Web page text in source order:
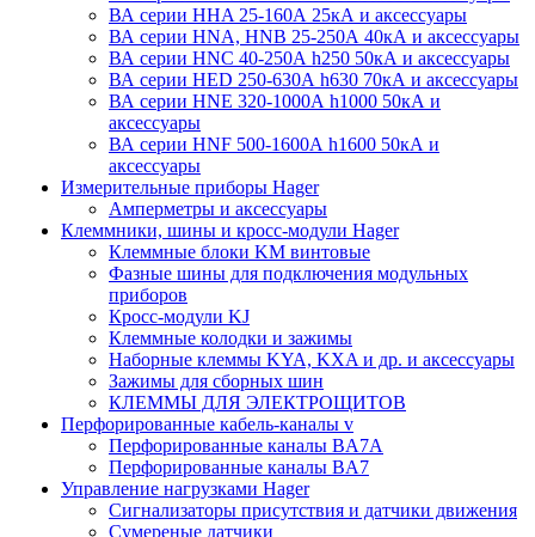
ВА серии HHA 25-160А 25кА и аксессуары
ВА серии HNA, HNB 25-250А 40кА и аксессуары
ВА серии HNC 40-250А h250 50кА и аксессуары
ВА серии HED 250-630А h630 70кА и аксессуары
ВА серии HNE 320-1000А h1000 50кА и
аксессуары
ВА серии HNF 500-1600А h1600 50кА и
аксессуары
Измерительные приборы Hager
Амперметры и аксессуары
Клеммники, шины и кросс-модули Hager
Клеммные блоки KM винтовые
Фазные шины для подключения модульных
приборов
Кросс-модули KJ
Клеммные колодки и зажимы
Наборные клеммы KYA, KXA и др. и аксессуары
Зажимы для сборных шин
КЛЕММЫ ДЛЯ ЭЛЕКТРОЩИТОВ
Перфорированные кабель-каналы v
Перфорированные каналы BA7A
Перфорированные каналы BA7
Управление нагрузками Hager
Сигнализаторы присутствия и датчики движения
Сумереные датчики